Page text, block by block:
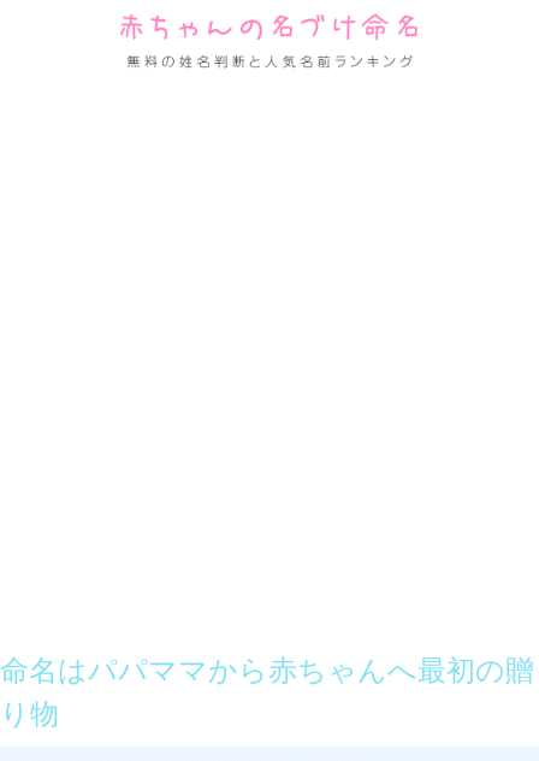
命名はパパママから赤ちゃんへ最初の贈
り物